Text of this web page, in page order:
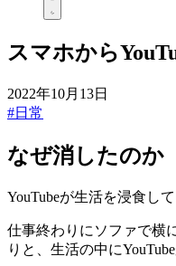
スマホから
2022年10月13日
#日常
なぜ消したのか
YouTubeが生活を浸食して
仕事終わりにソファで横
りと、生活の中に